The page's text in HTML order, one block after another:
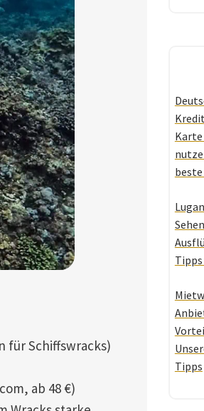
für Schiffswracks)
ab 48 €)
Karte
Tipps